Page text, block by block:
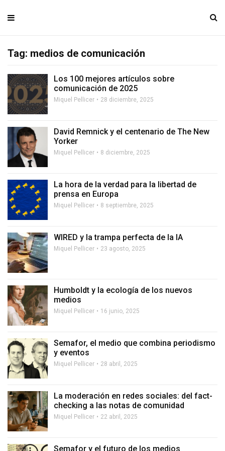
Tag: medios de comunicación
Los 100 mejores artículos sobre
comunicación de 2025
Miquel Pellicer 28 diciembre, 2025
David Remnick y el centenario de The New
Yorker
Miquel Pellicer 8 diciembre, 2025
La hora de la verdad para la libertad de
prensa en Europa
Miquel Pellicer 8 septiembre, 2025
WIRED y la trampa perfecta de la IA
Miquel Pellicer 23 agosto, 2025
Humboldt y la ecología de los nuevos
medios
Miquel Pellicer 16 junio, 2025
Semafor, el medio que combina periodismo
y eventos
Miquel Pellicer 28 abril, 2025
La moderación en redes sociales: del fact-
checking a las notas de comunidad
Miquel Pellicer 22 abril, 2025
Semafor y el futuro de los medios